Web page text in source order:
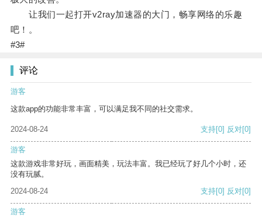
让我们一起打开v2ray加速器的大门，畅享网络的乐趣
吧！。
#3#
评论
游客
这款app的功能非常丰富，可以满足我不同的社交需求。
2024-08-24 支持[0] 反对[0]
游客
这款游戏非常好玩，画面精美，玩法丰富。我已经玩了好几个小时，还
没有玩腻。
2024-08-24
支持[0] 反对[0]
游客